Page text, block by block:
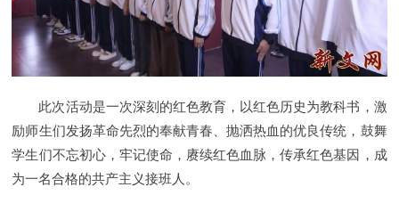
此次活动是一次深刻的红色教育，以红色历史为教科书，激
励师生们发扬革命先烈的奉献青春、抛洒热血的优良传统，鼓舞
学生们不忘初心，牢记使命，赓续红色血脉，传承红色基因，成
为一名合格的共产主义接班人。